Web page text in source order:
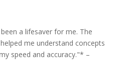
a lifesaver for me. The
me understand concepts
speed and accuracy."* –